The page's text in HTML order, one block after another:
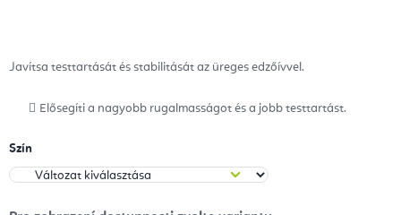
Javítsa testtartását és stabilitását az üreges edzőívvel.
Elősegíti a nagyobb rugalmasságot és a jobb testtartást.
Szín